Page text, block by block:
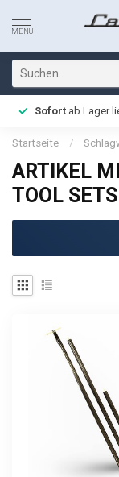
MENU
Sofort ab Lager
Startseite /
ARTIKEL
TOOL